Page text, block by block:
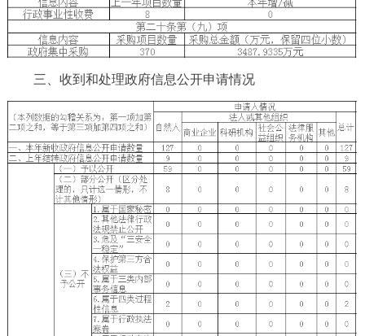
三、收到和处理政府信息公开申请情况